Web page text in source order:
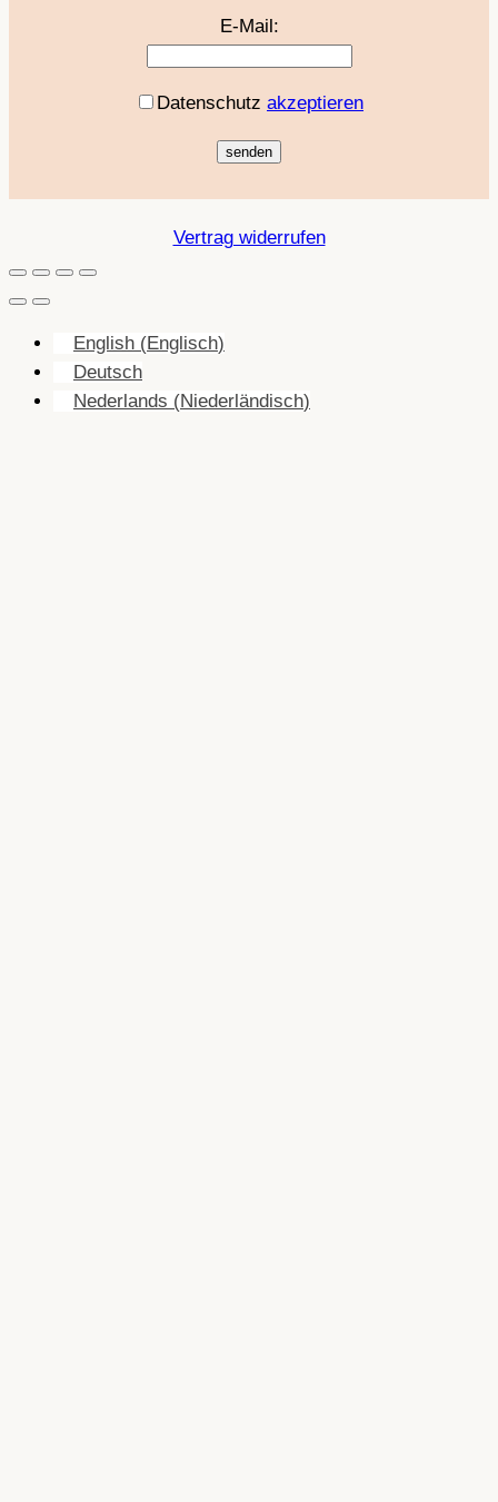
E-Mail:
Datenschutz akzeptieren
Vertrag widerrufen
English (Englisch)
Deutsch
Nederlands (Niederländisch)